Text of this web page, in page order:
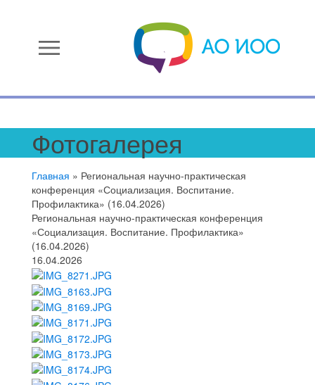
menu
Фотогалерея
Главная » Региональная научно-практическая
конференция «Социализация. Воспитание.
Профилактика» (16.04.2026)
Региональная научно-практическая конференция
«Социализация. Воспитание. Профилактика»
(16.04.2026)
16.04.2026